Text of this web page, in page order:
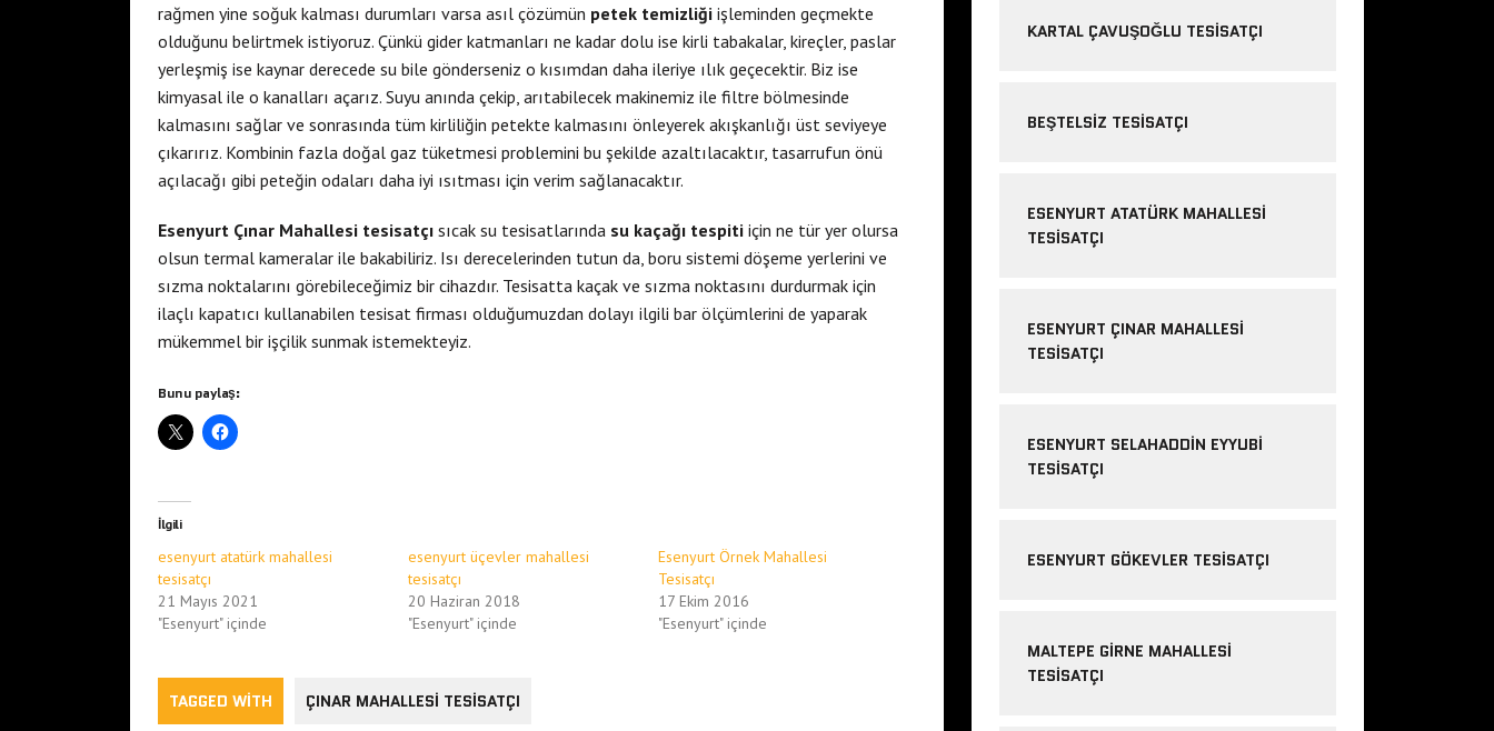
rağmen yine soğuk kalması durumları varsa asıl çözümün petek temizliği işleminden geçmekte
olduğunu belirtmek istiyoruz. Çünkü gider katmanları ne kadar dolu ise kirli tabakalar, kireçler, paslar
yerleşmiş ise kaynar derecede su bile gönderseniz o kısımdan daha ileriye ılık geçecektir. Biz ise
kimyasal ile o kanalları açarız. Suyu anında çekip, arıtabilecek makinemiz ile filtre bölmesinde
kalmasını sağlar ve sonrasında tüm kirliliğin petekte kalmasını önleyerek akışkanlığı üst seviyeye
çıkarırız. Kombinin fazla doğal gaz tüketmesi problemini bu şekilde azaltılacaktır, tasarrufun önü
açılacağı gibi peteğin odaları daha iyi ısıtması için verim sağlanacaktır.
Esenyurt Çınar Mahallesi tesisatçı sıcak su tesisatlarında su kaçağı tespiti için ne tür yer olursa
olsun termal kameralar ile bakabiliriz. Isı derecelerinden tutun da, boru sistemi döşeme yerlerini ve
sızma noktalarını görebileceğimiz bir cihazdır. Tesisatta kaçak ve sızma noktasını durdurmak için
ilaçlı kapatıcı kullanabilen tesisat firması olduğumuzdan dolayı ilgili bar ölçümlerini de yaparak
mükemmel bir işçilik sunmak istemekteyiz.
Bunu paylaş:
İlgili
esenyurt atatürk mahallesi
tesisatçı
21 Mayıs 2021
"Esenyurt" içinde
esenyurt üçevler mahallesi
tesisatçı
20 Haziran 2018
"Esenyurt" içinde
Esenyurt Örnek Mahallesi
Tesisatçı
17 Ekim 2016
"Esenyurt" içinde
TAGGED WITH ÇINAR MAHALLESI TESISATÇI
KARTAL ÇAVUŞOĞLU TESISATÇI
BEŞTELSIZ TESISATÇI
ESENYURT ATATÜRK MAHALLESI
TESISATÇI
ESENYURT ÇINAR MAHALLESI
TESISATÇI
ESENYURT SELAHADDIN EYYUBI
TESISATÇI
ESENYURT GÖKEVLER TESISATÇI
MALTEPE GIRNE MAHALLESI
TESISATÇI